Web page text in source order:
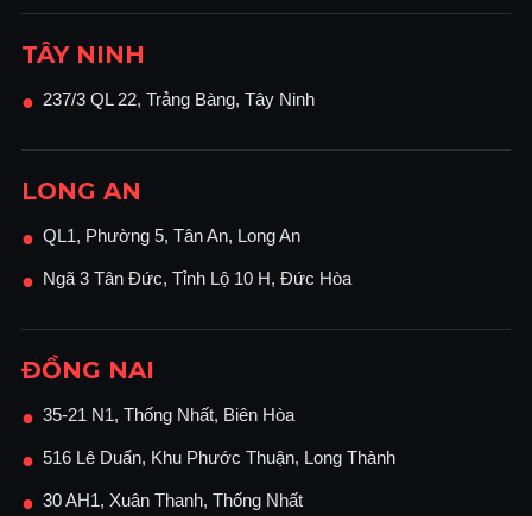
TÂY NINH
● 237/3 QL 22, Trảng Bàng, Tây Ninh
LONG AN
● QL1, Phường 5, Tân An, Long An
● Ngã 3 Tân Đức, Tỉnh Lộ 10 H, Đức Hòa
ĐỒNG NAI
● 35-21 N1, Thống Nhất, Biên Hòa
● 516 Lê Duẩn, Khu Phước Thuận, Long Thành
● 30 AH1, Xuân Thanh, Thống Nhất